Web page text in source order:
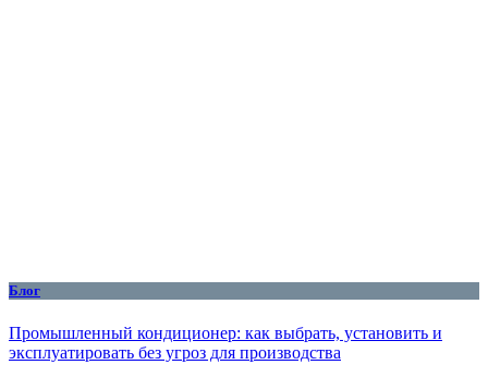
Блог
Промышленный кондиционер: как выбрать, установить и
эксплуатировать без угроз для производства